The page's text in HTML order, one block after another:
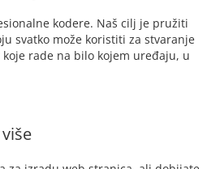
kodere. Naš cilj je pružiti
svatko može koristiti za stvaranje
rade na bilo kojem uređaju, u